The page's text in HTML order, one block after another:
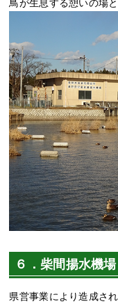
鳥が生息する憩いの場
６．柴間揚水機場
県営事業により造成さ